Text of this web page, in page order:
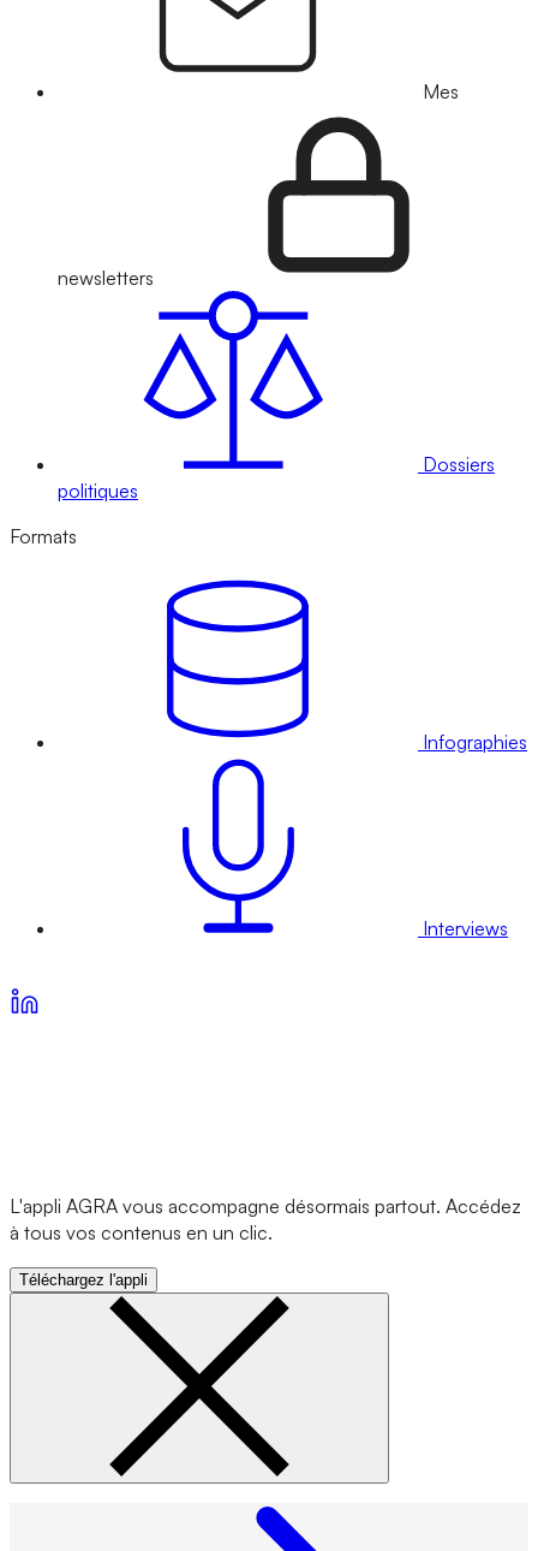
Mes
newsletters
Dossiers
politiques
Formats
Infographies
Interviews
L'appli AGRA vous accompagne désormais partout. Accédez
à tous vos contenus en un clic.
Téléchargez l'appli